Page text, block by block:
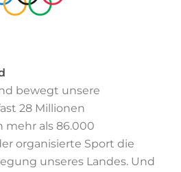
bewegt unsere
28 Millionen
mehr als 86.000
organisierte Sport die
unseres Landes. Und